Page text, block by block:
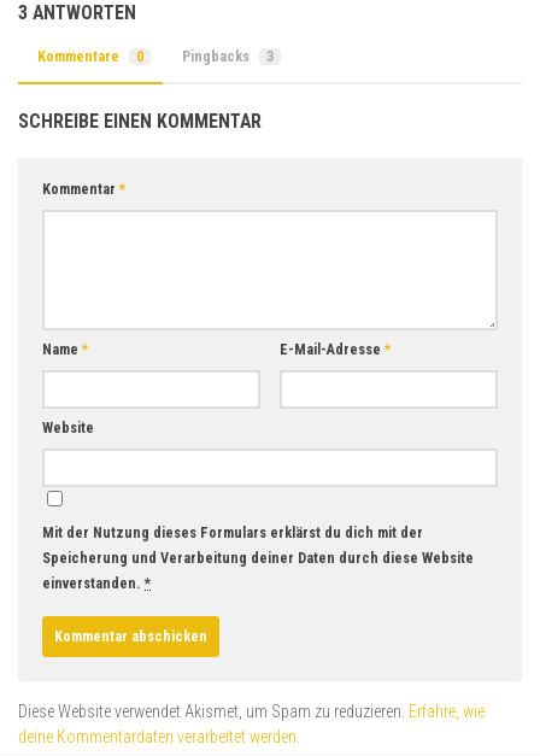
3 ANTWORTEN
Kommentare 0 Pingbacks 3
SCHREIBE EINEN KOMMENTAR
Kommentar*
Name* E-Mail-Adresse*
Website
Mit der Nutzung dieses Formulars erklärst du dich mit der
Speicherung und Verarbeitung deiner Daten durch diese Website
einverstanden. *
Diese Website verwendet Akismet, um Spam zu reduzieren. Erfahre, wie
deine Kommentardaten verarbeitet werden.